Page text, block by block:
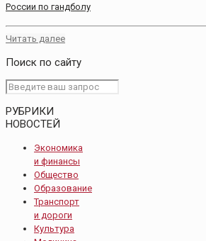
России по гандболу
Читать далее
Поиск по сайту
РУБРИКИ
НОВОСТЕЙ
Экономика
и финансы
Общество
Образование
Транспорт
и дороги
Культура